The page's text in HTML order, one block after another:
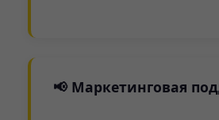
📢 Маркетинговая